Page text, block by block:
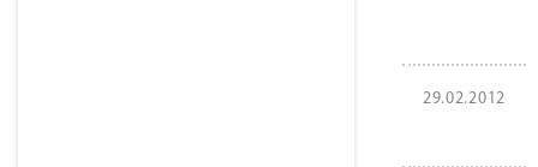
29.02.2012